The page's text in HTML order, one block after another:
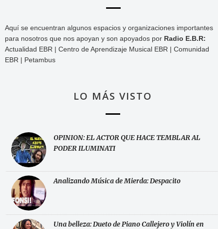
Aquí se encuentran algunos espacios y organizaciones importantes
para nosotros que nos apoyan y son apoyados por Radio E.B.R:
Actualidad EBR | Centro de Aprendizaje Musical EBR | Comunidad
EBR | Petambus
LO MÁS VISTO
OPINION: EL ACTOR QUE HACE TEMBLAR AL
PODER ILUMINATI
Analizando Música de Mierda: Despacito
Una belleza: Dueto de Piano Callejero y Violín en